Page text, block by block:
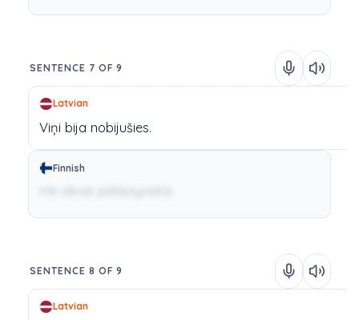
SENTENCE 7 OF 9
Latvian
Viņi bija nobijušies.
Finnish
SENTENCE 8 OF 9
Latvian